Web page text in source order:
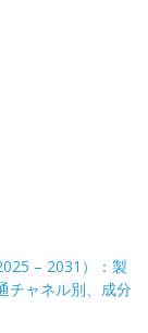
– 2031）：製
チャネル別、成分